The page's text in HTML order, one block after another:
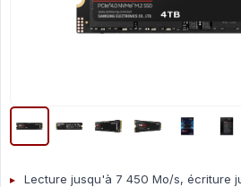
Lecture jusqu'à 7 450 Mo/s, écriture